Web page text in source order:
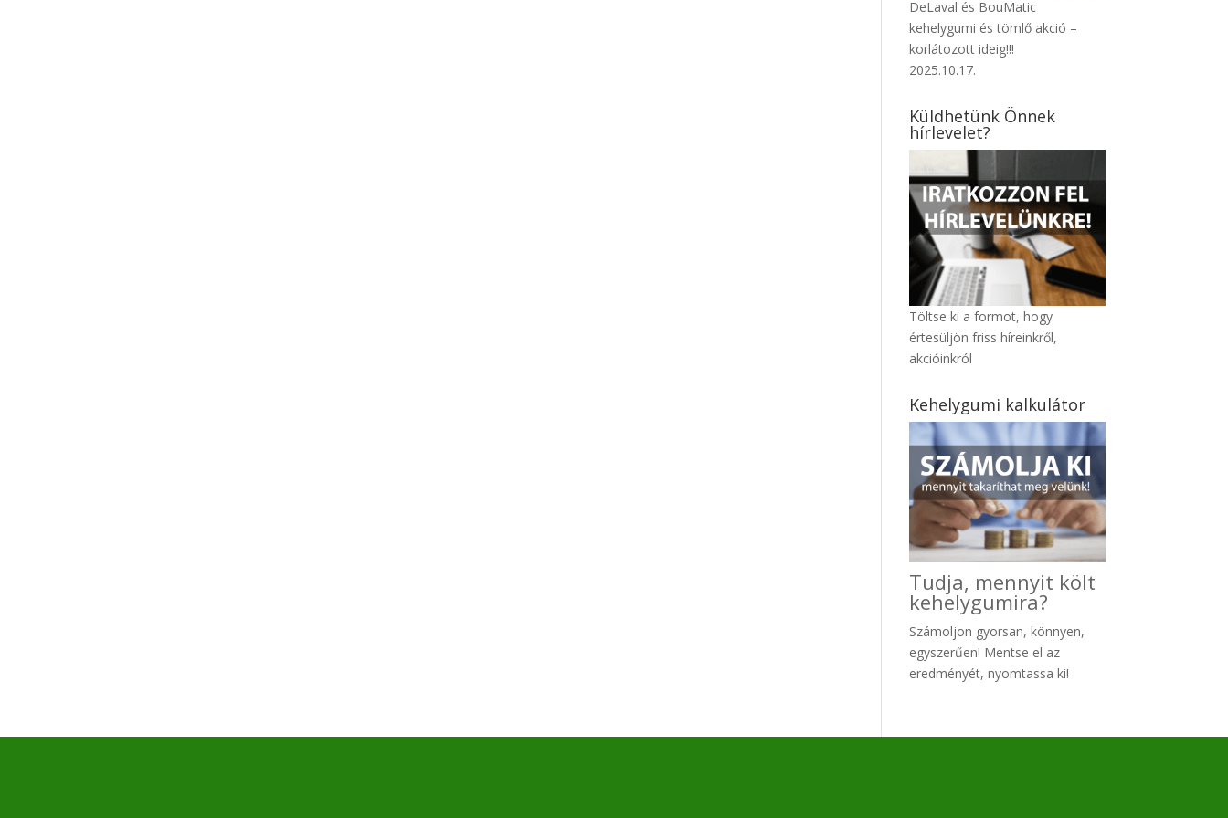
DeLaval és BouMatic
kehelygumi és tömlő akció –
korlátozott ideig!!!
2025.10.17.
Küldhetünk Önnek
hírlevelet?
Töltse ki a formot, hogy
értesüljön friss híreinkről,
akcióinkról
Kehelygumi kalkulátor
Tudja, mennyit költ
kehelygumira?
Számoljon gyorsan, könnyen,
egyszerűen! Mentse el az
eredményét, nyomtassa ki!